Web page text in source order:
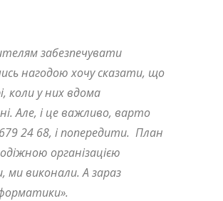
забезпечувати
нагодою хочу сказати, що
коли у них вдома
Але, і це важливо, варто
24 68, і попередити. План
організацією
ми виконали. А зараз